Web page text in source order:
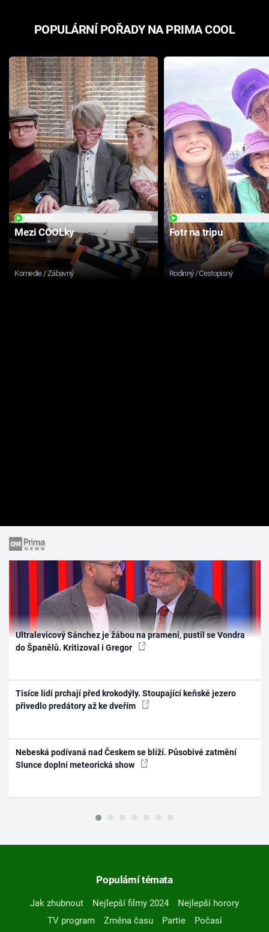
POPULÁRNÍ POŘADY NA PRIMA COOL
Mezi COOLky
Komedie / Zábavný
Fotr na tripu
Rodinný / Cestopisný
Ultralevicový Sánchez je žábou na prameni, pustil se Vondra
do Španělů. Kritizoval i Gregor
Tisíce lidí prchají před krokodýly. Stoupající keňské jezero
přivedlo predátory až ke dveřím
Nebeská podívaná nad Českem se blíží. Působivé zatmění
Slunce doplní meteorická show
Populární témata
Jak zhubnout Nejlepší filmy 2024
Nejlepší horory
TV program
Změna času Partie
Počasí